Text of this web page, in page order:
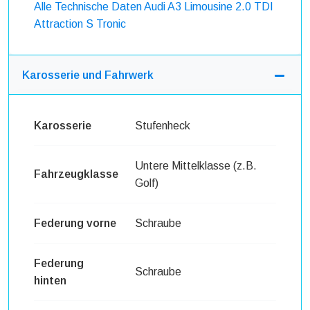
Alle Technische Daten Audi A3 Limousine 2.0 TDI
Attraction S Tronic
Karosserie und Fahrwerk
Karosserie Stufenheck
Fahrzeugklasse
Untere Mittelklasse (z.B.
Golf)
Federung vorne Schraube
Federung
hinten
Schraube